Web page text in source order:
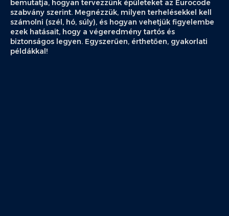
bemutatja, hogyan tervezzünk épületeket az Eurocode
szabvány szerint. Megnézzük, milyen terhelésekkel kell
számolni (szél, hó, súly), és hogyan vehetjük figyelembe
ezek hatásait, hogy a végeredmény tartós és
biztonságos legyen. Egyszerűen, érthetően, gyakorlati
példákkal!